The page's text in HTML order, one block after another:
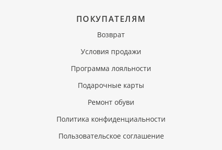
ПОКУПАТЕЛЯМ
Возврат
Условия продажи
Программа лояльности
Подарочные карты
Ремонт обуви
Политика конфиденциальности
Пользовательское соглашение